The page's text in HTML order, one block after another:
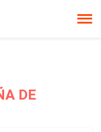
DE